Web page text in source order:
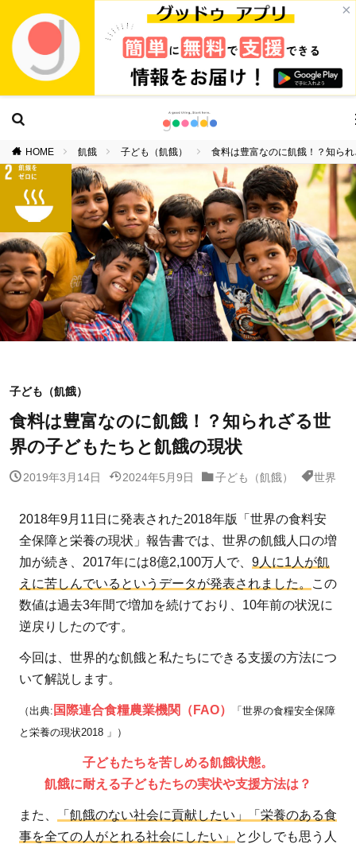
×
HOME 飢餓 子ども（飢餓） 食料は豊富なのに飢餓！？知ら
子ども（飢餓）
食料は豊富なのに飢餓！？知られざる世
界の子どもたちと飢餓の現状
2019年3月14日 2024年5月9日 子ども（飢餓） 世界
2018年9月11日に発表された2018年版「世界の食料安
全保障と栄養の現状」報告書では、世界の飢餓人口の増
加が続き、2017年には8億2,100万人で、 9人に1人が飢
えに苦しんでいるというデータが発表されました。
この
数値は過去3年間で増加を続けており、10年前の状況に
逆戻りしたのです。
今回は、世界的な飢餓と私たちにできる支援の方法につ
いて解説します。
（出典: 国際連合食糧農業機関（FAO）
「世界の食糧安全保障
と栄養の現状2018 」）
子どもたちを苦しめる飢餓状態。
飢餓に耐える子どもたちの実状や支援方法は？
また、
「飢餓のない社会に貢献したい」「栄養のある食
事を全ての人がとれる社会にしたい」
と少しでも思う人